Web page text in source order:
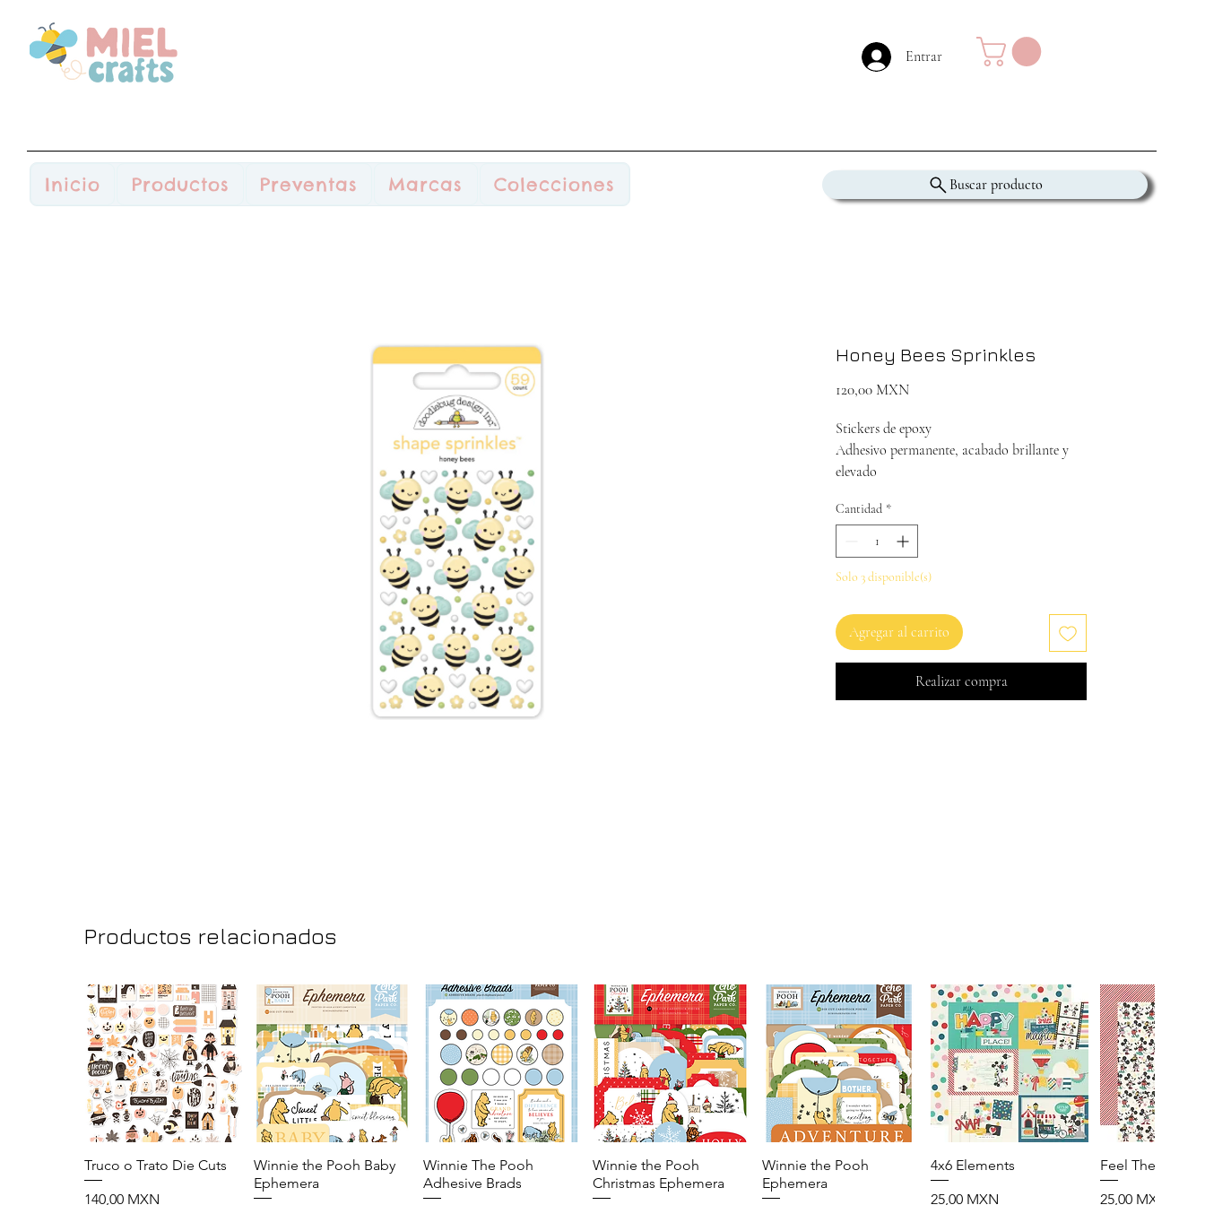
Entrar
Inicio Productos Preventas Marcas Colecciones Buscar producto
Honey Bees Sprinkles
120,00 MXNPrecio
Stickers de epoxy
Adhesivo permanente, acabado brillante y
elevado
Cantidad *
Solo 3 disponible(s)
Agregar al carrito
Realizar compra
Productos relacionados
Vista rápida
Truco o Trato Die Cuts
Precio
140,00 MXN
Vista rápida
Winnie the Pooh Baby
Ephemera
Vista rápida
Winnie The Pooh
Adhesive Brads
Vista rápida
Winnie the Pooh
Christmas Ephemera
Vista rápida
Winnie the Pooh
Ephemera
Vista rápida
4x6 Elements
Precio
25,00 MXN
Vista
Feel The Magic
Precio
25,00 MXN